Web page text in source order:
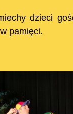
dzieci
pamięci.